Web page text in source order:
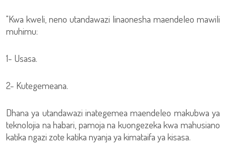
"Kwa kweli, neno utandawazi linaonesha maendeleo mawili
muhimu:
1- Usasa.
2- Kutegemeana.
Dhana ya utandawazi inategemea maendeleo makubwa ya
teknolojia na habari, pamoja na kuongezeka kwa mahusiano
katika ngazi zote katika nyanja ya kimataifa ya kisasa.